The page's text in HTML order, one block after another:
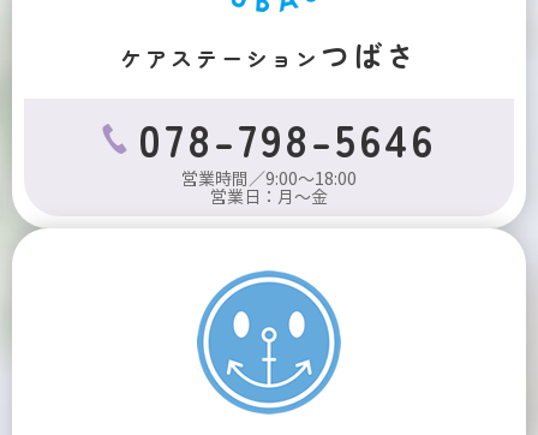
ケアステーション つばさ
078-798-5646
営業時間／9:00～18:00
営業日：月～金